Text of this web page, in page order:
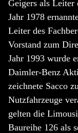
Geigers als
Jahr 1978
Leiter des
Vorstand zum
Jahr 1993 wurde
Daimler-Benz
zeichnete Sacco
Nutzfahrzeuge
gelten die
Baureihe 126 als